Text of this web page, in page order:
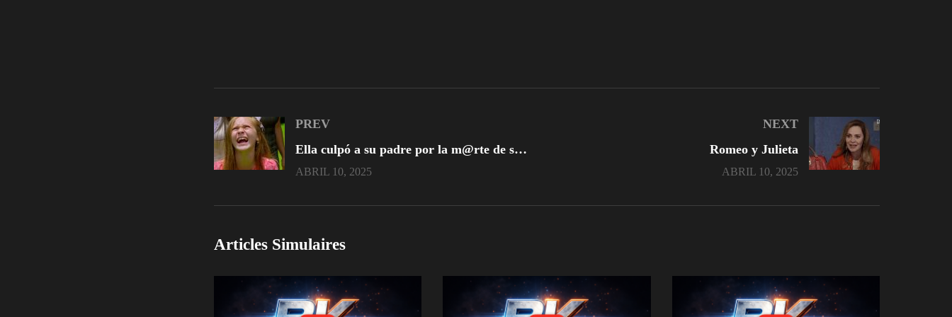
PREV
Ella culpó a su padre por la m@rte de su madre
ABRIL 10, 2025
NEXT
Romeo y Julieta
ABRIL 10, 2025
Articles Simulaires